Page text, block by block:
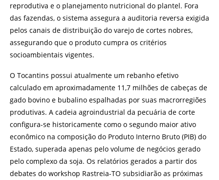
reprodutiva e o planejamento nutricional do plantel. Fora
das fazendas, o sistema assegura a auditoria reversa exigida
pelos canais de distribuição do varejo de cortes nobres,
assegurando que o produto cumpra os critérios
socioambientais vigentes.
O Tocantins possui atualmente um rebanho efetivo
calculado em aproximadamente 11,7 milhões de cabeças de
gado bovino e bubalino espalhadas por suas macrorregiões
produtivas. A cadeia agroindustrial da pecuária de corte
configura-se historicamente como o segundo maior ativo
econômico na composição do Produto Interno Bruto (PIB) do
Estado, superada apenas pelo volume de negócios gerado
pelo complexo da soja. Os relatórios gerados a partir dos
debates do workshop Rastreia-TO subsidiarão as próximas